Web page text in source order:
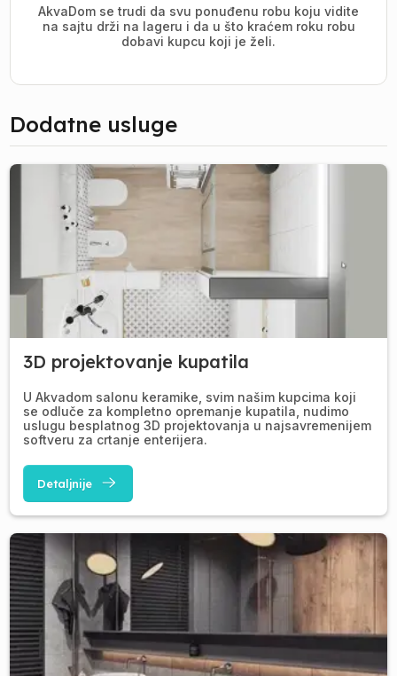
AkvaDom se trudi da svu ponuđenu robu koju vidite
na sajtu drži na lageru i da u što kraćem roku robu
dobavi kupcu koji je želi.
Dodatne usluge
3D projektovanje kupatila
U Akvadom salonu keramike, svim našim kupcima koji
se odluče za kompletno opremanje kupatila, nudimo
uslugu besplatnog 3D projektovanja u najsavremenijem
softveru za crtanje enterijera.
Detaljnije